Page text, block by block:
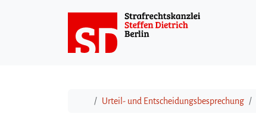
StartUrteil- und Entscheidungsbesprechung